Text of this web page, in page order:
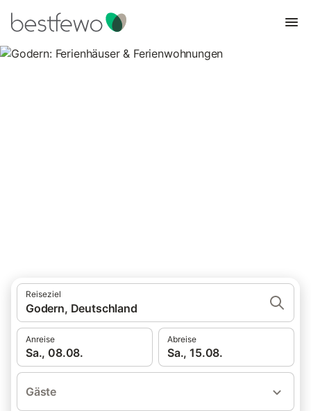
Reiseziel
Godern, Deutschland
Anreise
Sa., 08.08.
Abreise
Sa., 15.08.
Gäste